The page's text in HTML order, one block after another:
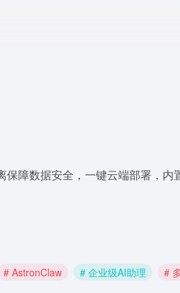
障数据安全，一键云端部署，内
# AstronClaw # 企业级AI助理 #